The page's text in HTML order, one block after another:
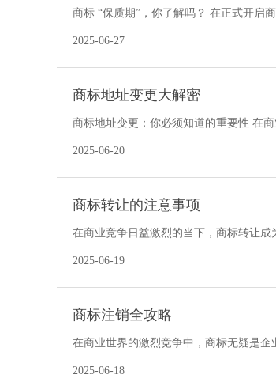
商标 “保质期”，你了解吗？ 在正式开启
2025-06-27
商标地址变更大解密
商标地址变更：你必须知道的重要性 在
2025-06-20
商标转让的注意事项
在商业竞争日益激烈的当下，商标转让
2025-06-19
商标注销全攻略
在商业世界的激烈竞争中，商标无疑是
2025-06-18